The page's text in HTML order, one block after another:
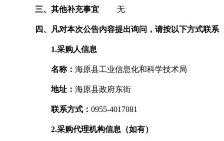
三、其他补充事宜无
四、凡对本次公告内容提出询问，请按以下方式联系
1.采购人信息
名称： 海原县工业信息化和科学技术局
地址： 海原县政府东街
联系方式： 0955-4017081
2.采购代理机构信息（如有）